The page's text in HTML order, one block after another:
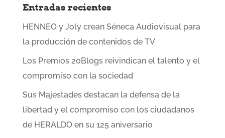
Entradas recientes
HENNEO y Joly crean Séneca Audiovisual para
la producción de contenidos de TV
Los Premios 20Blogs reivindican el talento y el
compromiso con la sociedad
Sus Majestades destacan la defensa de la
libertad y el compromiso con los ciudadanos
de HERALDO en su 125 aniversario